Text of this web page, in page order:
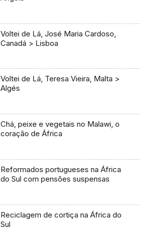
Voltei de Lá, José Maria Cardoso,
Canadá > Lisboa
Voltei de Lá, Teresa Vieira, Malta >
Algés
Chá, peixe e vegetais no Malawi, o
coração de África
Reformados portugueses na África
do Sul com pensões suspensas
Reciclagem de cortiça na África do
Sul